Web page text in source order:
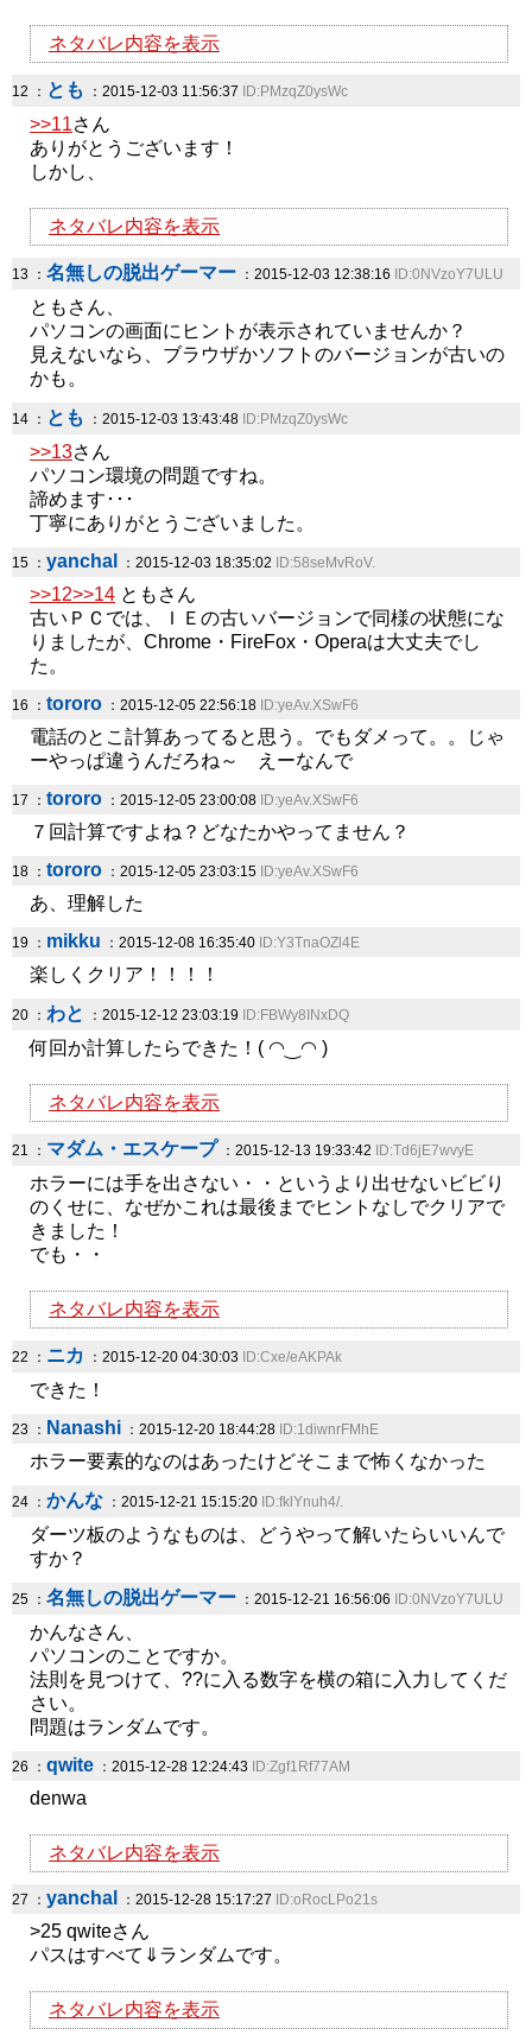
ネタバレ内容を表示
12 ： とも ：2015-12-03 11:56:37 ID:PMzqZ0ysWc
>>11さん
ありがとうございます！
しかし、
ネタバレ内容を表示
13 ： 名無しの脱出ゲーマー ：2015-12-03 12:38:16 ID:0NVzoY7ULU
ともさん、
パソコンの画面にヒントが表示されていませんか？
見えないなら、ブラウザかソフトのバージョンが古いの
かも。
14 ： とも ：2015-12-03 13:43:48 ID:PMzqZ0ysWc
>>13さん
パソコン環境の問題ですね。
諦めます･･･
丁寧にありがとうございました。
15 ： yanchal ：2015-12-03 18:35:02 ID:58seMvRoV.
>>12>>14 ともさん
古いＰＣでは、ＩＥの古いバージョンで同様の状態にな
りましたが、Chrome・FireFox・Operaは大丈夫でし
た。
16 ： tororo ：2015-12-05 22:56:18 ID:yeAv.XSwF6
電話のとこ計算あってると思う。でもダメって。。じゃ
ーやっぱ違うんだろね～ えーなんで
17 ： tororo ：2015-12-05 23:00:08 ID:yeAv.XSwF6
７回計算ですよね？どなたかやってません？
18 ： tororo ：2015-12-05 23:03:15 ID:yeAv.XSwF6
あ、理解した
19 ： mikku ：2015-12-08 16:35:40 ID:Y3TnaOZl4E
楽しくクリア！！！！
20 ： わと ：2015-12-12 23:03:19 ID:FBWy8INxDQ
何回か計算したらできた！( ◠‿◠ )
ネタバレ内容を表示
21 ： マダム・エスケープ ：2015-12-13 19:33:42 ID:Td6jE7wvyE
ホラーには手を出さない・・というより出せないビビり
のくせに、なぜかこれは最後までヒントなしでクリアで
きました！
でも・・
ネタバレ内容を表示
22 ： ニカ ：2015-12-20 04:30:03 ID:Cxe/eAKPAk
できた！
23 ： Nanashi ：2015-12-20 18:44:28 ID:1diwnrFMhE
ホラー要素的なのはあったけどそこまで怖くなかった
24 ： かんな ：2015-12-21 15:15:20 ID:fklYnuh4/.
ダーツ板のようなものは、どうやって解いたらいいんで
すか？
25 ： 名無しの脱出ゲーマー ：2015-12-21 16:56:06 ID:0NVzoY7ULU
かんなさん、
パソコンのことですか。
法則を見つけて、??に入る数字を横の箱に入力してくだ
さい。
問題はランダムです。
26 ： qwite ：2015-12-28 12:24:43 ID:Zgf1Rf77AM
denwa
ネタバレ内容を表示
27 ： yanchal ：2015-12-28 15:17:27 ID:oRocLPo21s
>25 qwiteさん
パスはすべて⇓ランダムです。
ネタバレ内容を表示